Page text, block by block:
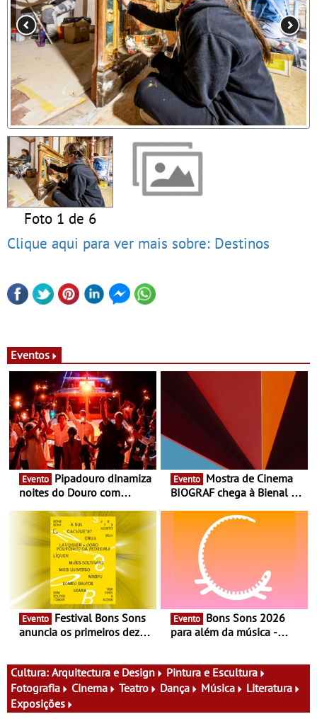
Foto 1 de 6
Clique aqui para ver mais sobre: Destinos
Eventos
Evento
noites do Douro com
vinho, gastronomia e
música
Evento
BIOGRAF chega à Bienal de
Documentário, ensaio
fílmico e práticas artísticas
Evento
anuncia os primeiros dez
Evento
para além da música -
atividades para toda a
família e muito mais
Cultura: Arquitectura e Design
Pintura e Escultura
Fotografia
Cinema Teatro Dança Música
Literatura
Exposições